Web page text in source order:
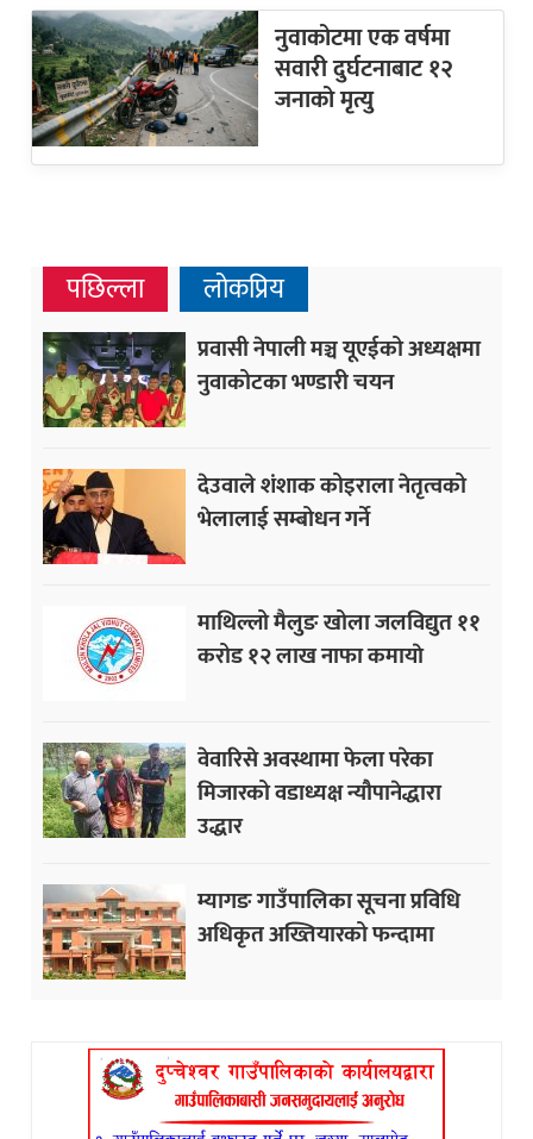
नुवाकोटमा एक वर्षमा
सवारी दुर्घटनाबाट १२
जनाको मृत्यु
पछिल्ला लोकप्रिय
प्रवासी नेपाली मञ्च यूएईको अध्यक्षमा
नुवाकोटका भण्डारी चयन
देउवाले शंशाक कोइराला नेतृत्वको
भेलालाई सम्बोधन गर्ने
माथिल्लो मैलुङ खोला जलविद्युत ११
करोड १२ लाख नाफा कमायाे
वेवारिसे अवस्थामा फेला परेका
मिजारको वडाध्यक्ष न्यौपानेद्धारा
उद्धार
म्यागङ गाउँपालिका सूचना प्रविधि
अधिकृत अख्तियारको फन्दामा